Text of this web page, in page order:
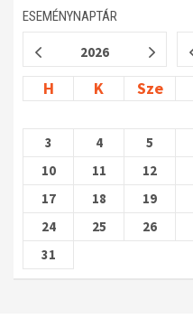
ESEMÉNYNAPTÁR
2026
H K Sze
3
4 5
10
11 12
17
18 19
24
25 26
31